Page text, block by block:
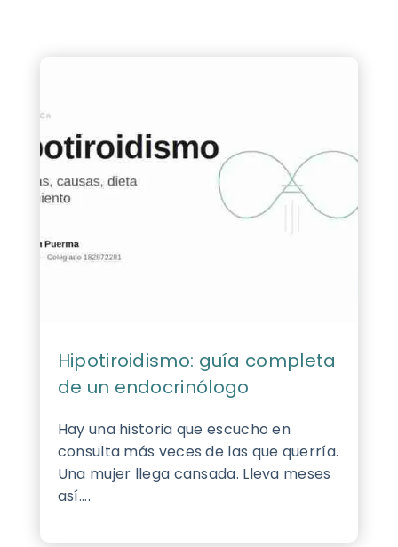
Hipotiroidismo: guía completa
de un endocrinólogo
Hay una historia que escucho en
consulta más veces de las que querría.
Una mujer llega cansada. Lleva meses
así....